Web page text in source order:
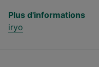
Plus d'informations
iryo